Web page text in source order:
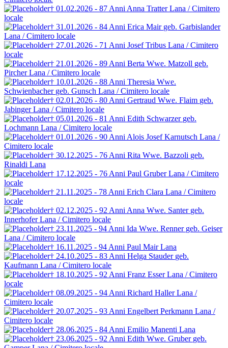
† 01.02.2026 - 87 Anni Anna TratterLana / Cimitero
locale
† 31.01.2026 - 84 Anni Erica Mair geb. Garbislander
Lana / Cimitero locale
† 27.01.2026 - 71 Anni Josef Tribus Lana / Cimitero
locale
† 21.01.2026 - 89 Anni Berta Wwe. Matzoll geb.
PircherLana / Cimitero locale
† 10.01.2026 - 88 Anni Theresia Wwe.
Schwienbacher geb. Gunsch Lana / Cimitero locale
† 02.01.2026 - 80 Anni Gertraud Wwe. Flaim geb.
JabingerLana / Cimitero locale
† 05.01.2026 - 81 Anni Edith Schwarzer geb.
Lochmann Lana / Cimitero locale
† 01.01.2026 - 90 Anni Alois Josef Karnutsch Lana /
Cimitero locale
† 30.12.2025 - 76 Anni Rita Wwe. Bazzoli geb.
Rinaldi Lana
† 17.12.2025 - 76 Anni Paul GruberLana / Cimitero
locale
† 21.11.2025 - 78 Anni Erich Clara Lana / Cimitero
locale
† 02.12.2025 - 92 Anni Anna Wwe. Santer geb.
InnerhoferLana / Cimitero locale
† 23.11.2025 - 94 Anni Ida Wwe. Renner geb. Geiser
Lana / Cimitero locale
† 16.11.2025 - 94 Anni Paul MairLana
† 24.10.2025 - 83 Anni Helga Stauder geb.
Kaufmann Lana / Cimitero locale
† 18.10.2025 - 92 Anni Franz EsserLana / Cimitero
locale
† 08.09.2025 - 94 Anni Richard HallerLana /
Cimitero locale
† 20.07.2025 - 93 Anni Engelbert Perkmann Lana /
Cimitero locale
† 28.06.2025 - 84 Anni Emilio Manenti Lana
† 23.06.2025 - 92 Anni Edith Wwe. Gruber geb.